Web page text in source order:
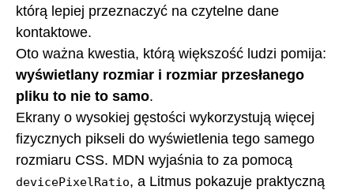
którą lepiej przeznaczyć na czytelne dane
kontaktowe.
Oto ważna kwestia, którą większość ludzi pomija:
wyświetlany rozmiar i rozmiar przesłanego
pliku to nie to samo.
Ekrany o wysokiej gęstości wykorzystują więcej
fizycznych pikseli do wyświetlenia tego samego
rozmiaru CSS. MDN wyjaśnia to za pomocą
devicePixelRatio, a Litmus pokazuje praktyczną